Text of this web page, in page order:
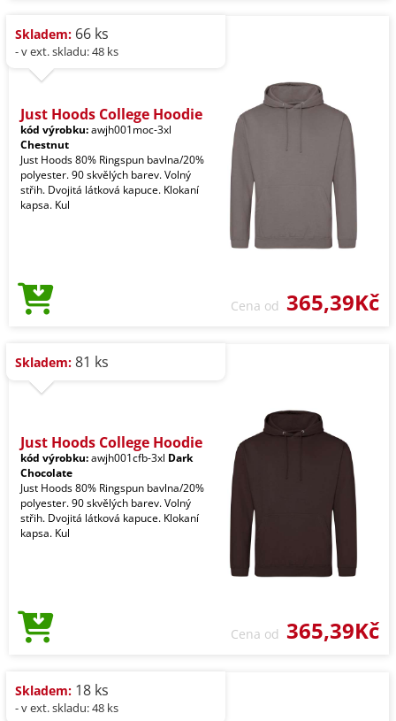
Skladem: 66 ks
- v ext. skladu: 48 ks
Just Hoods College Hoodie
kód výrobku:awjh001moc-3xl
Chestnut
Just Hoods 80% Ringspun bavlna/20%
polyester. 90 skvělých barev. Volný
střih. Dvojitá látková kapuce. Klokaní
kapsa. Kul
Cena od 365,39Kč
Skladem: 81 ks
Just Hoods College Hoodie
kód výrobku:awjh001cfb-3xl Dark
Chocolate
Just Hoods 80% Ringspun bavlna/20%
polyester. 90 skvělých barev. Volný
střih. Dvojitá látková kapuce. Klokaní
kapsa. Kul
Cena od 365,39Kč
Skladem: 18 ks
- v ext. skladu: 48 ks